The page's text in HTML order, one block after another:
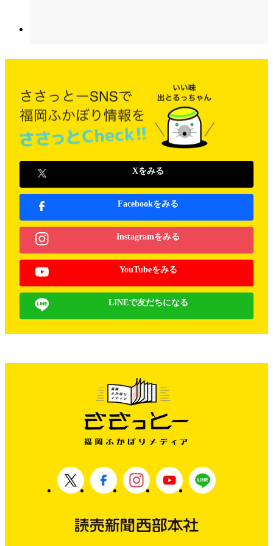
Xをみる
Facebookをみる
Instagramをみる
YouTubeをみる
LINEで友だちになる